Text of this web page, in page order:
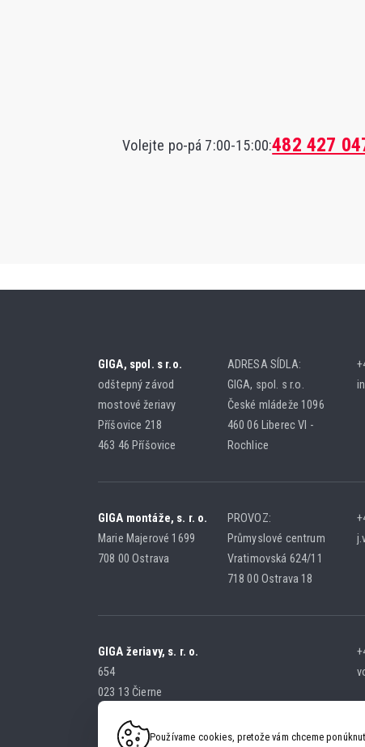
Volejte po-pá 7:00-15:00:482 427
GIGA, spol. s r.o.
odštepný závod
mostové žeriavy
Příšovice 218
463 46 Příšovice
ADRESA SÍDLA:
GIGA, spol. s r.o.
České mládeže 1096
460 06 Liberec VI -
Rochlice
GIGA montáže, s. r. o.
Marie Majerové 1699
708 00 Ostrava
PROVOZ:
Průmyslové centrum
Vratimovská 624/11
718 00 Ostrava 18
GIGA žeriavy, s. r. o.
654
023 13 Čierne
Používame cookies, pretože vám chceme